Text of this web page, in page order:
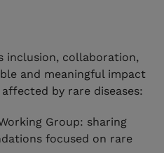
inclusion, collaboration,
and meaningful impact
by rare diseases:
Group: sharing
focused on rare